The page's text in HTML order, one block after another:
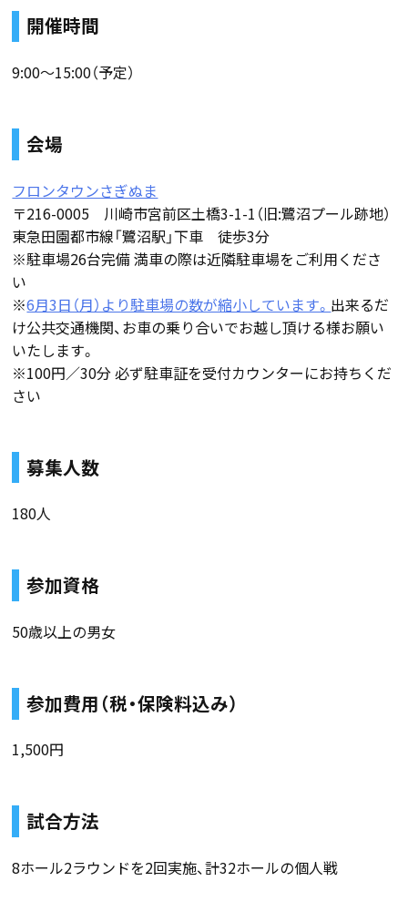
開催時間
9:00〜15:00（予定）
会場
フロンタウンさぎぬま
〒216-0005 川崎市宮前区土橋3-1-1（旧:鷺沼プール跡地）
東急田園都市線「鷺沼駅」下車 徒歩3分
※駐車場26台完備 満車の際は近隣駐車場をご利用くださ
い
※6月3日（月）より駐車場の数が縮小しています。 出来るだ
け公共交通機関、お車の乗り合いでお越し頂ける様お願い
いたします。
※100円／30分 必ず駐車証を受付カウンターにお持ちくだ
さい
募集人数
180人
参加資格
50歳以上の男女
参加費用（税・保険料込み）
1,500円
試合方法
8ホール2ラウンドを2回実施、計32ホールの個人戦